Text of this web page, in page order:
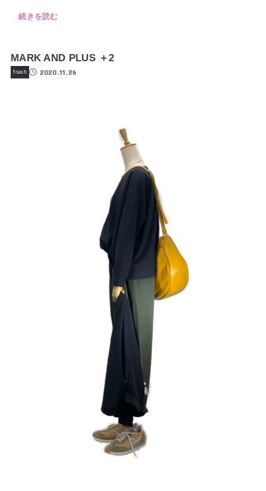
続きを読む
MARK AND PLUS ＋2
frash 2020.11.26